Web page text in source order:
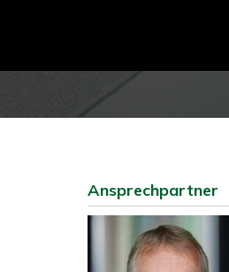
Ansprechpartner